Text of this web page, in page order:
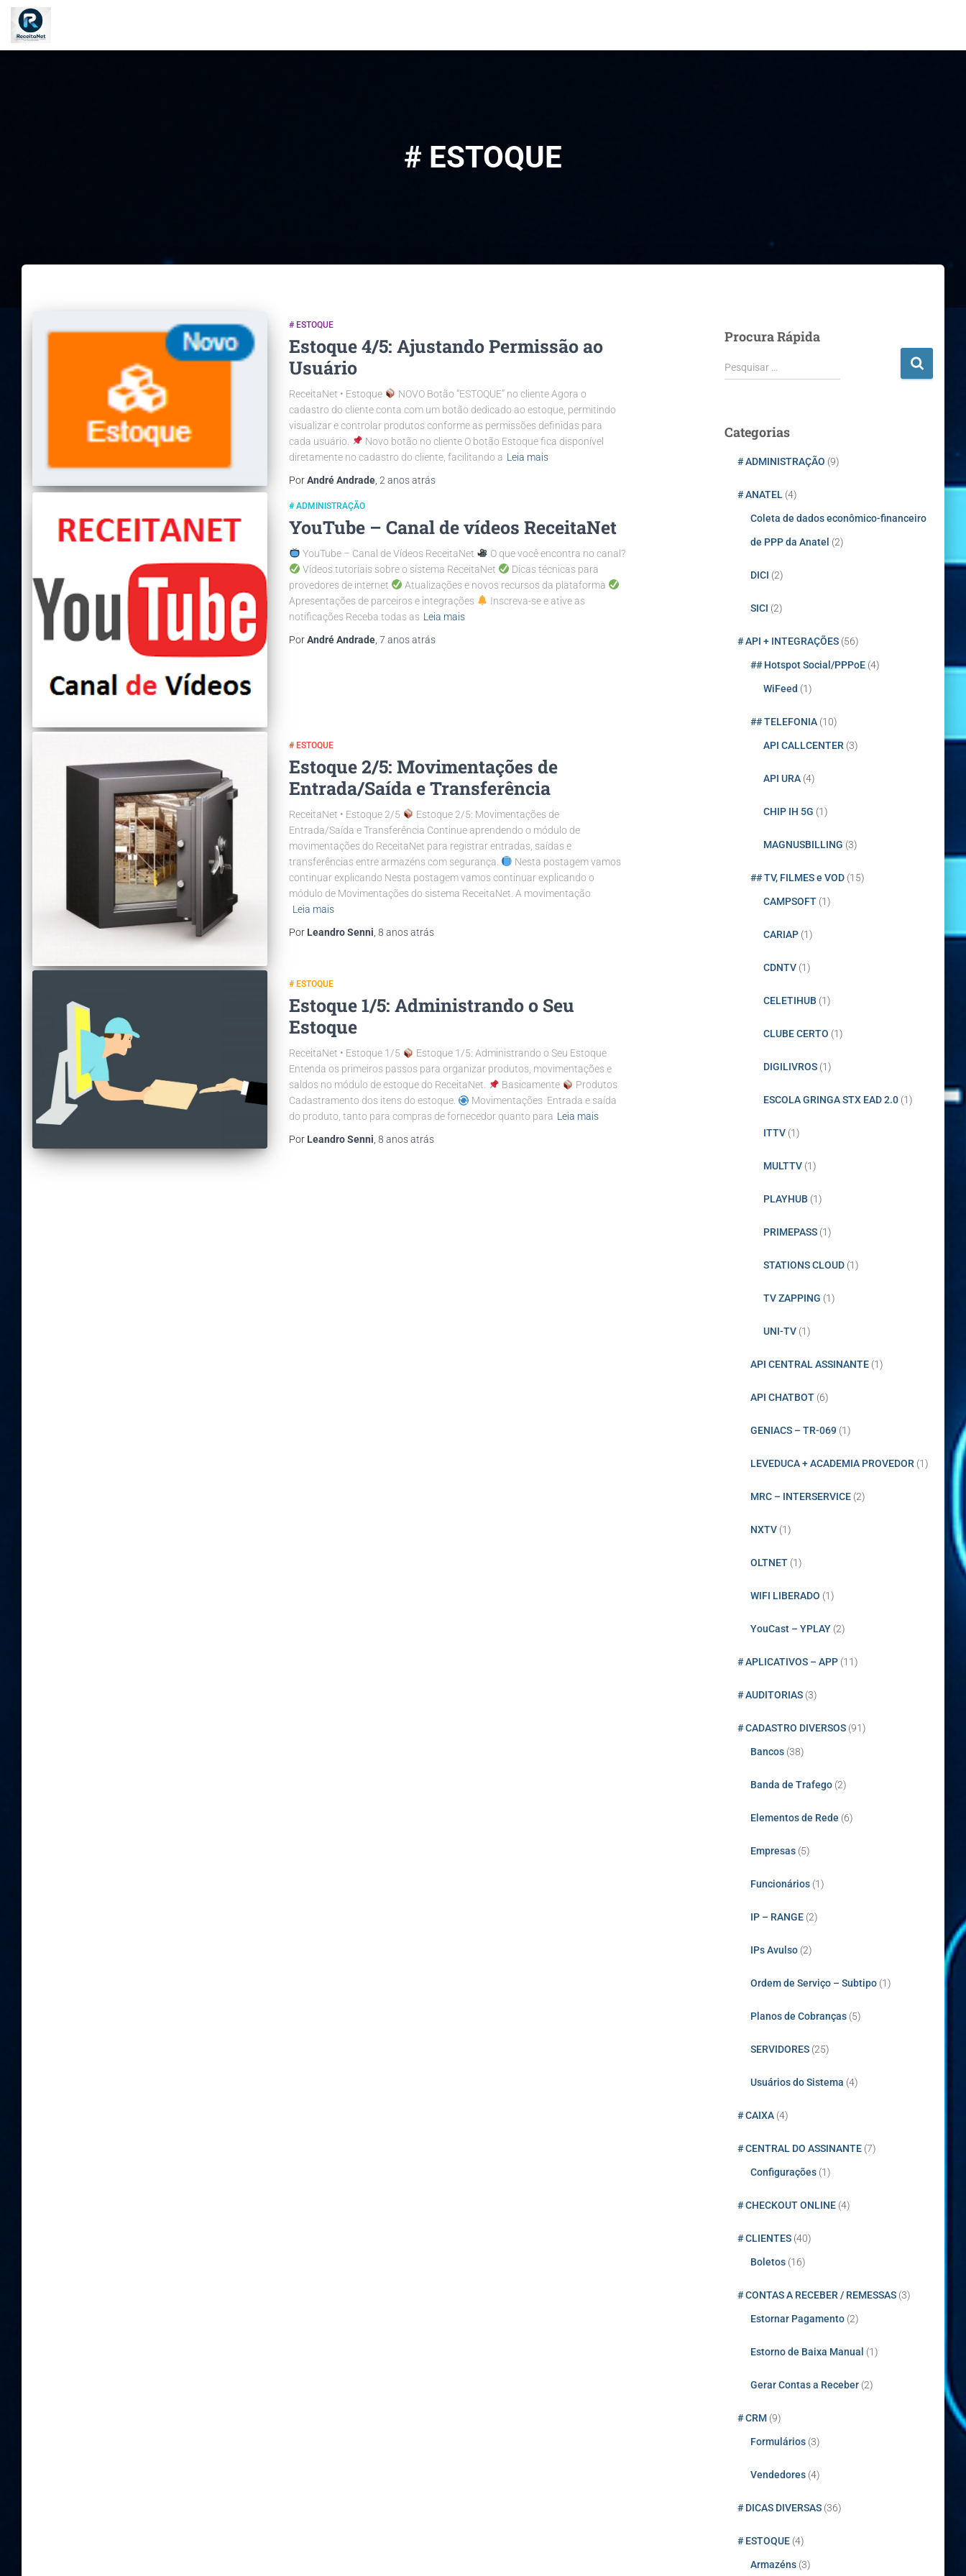
# ESTOQUE
# ESTOQUE
Estoque 4/5: Ajustando Permissão ao
Usuário
ReceitaNet • Estoque
NOVO Botão “ESTOQUE” no cliente Agora o
cadastro do cliente conta com um botão dedicado ao estoque, permitindo
visualizar e controlar produtos conforme as permissões definidas para
cada usuário.
Novo botão no cliente O botão Estoque fica disponível
diretamente no cadastro do cliente, facilitando a Leia mais
PorAndré Andrade, 2 anosatrás
# ADMINISTRAÇÃO
YouTube – Canal de vídeos ReceitaNet
YouTube – Canal de Vídeos ReceitaNet
O que você encontra no canal?
Vídeos tutoriais sobre o sistema ReceitaNet
Dicas técnicas para
provedores de internet
Atualizações e novos recursos da plataforma
Apresentações de parceiros e integrações
Inscreva-se e ative as
notificações Receba todas as Leia mais
PorAndré Andrade, 7 anosatrás
# ESTOQUE
Estoque 2/5: Movimentações de
Entrada/Saída e Transferência
ReceitaNet • Estoque 2/5
Estoque 2/5: Movimentações de
Entrada/Saída e Transferência Continue aprendendo o módulo de
movimentações do ReceitaNet para registrar entradas, saídas e
transferências entre armazéns com segurança.
Nesta postagem vamos
continuar explicando Nesta postagem vamos continuar explicando o
módulo de Movimentações do sistema ReceitaNet. A movimentação
Leia mais
Por Leandro Senni 8 anosatrás
# ESTOQUE
Estoque 1/5: Administrando o Seu
Estoque
ReceitaNet • Estoque 1/5
Estoque 1/5: Administrando o Seu Estoque
Entenda os primeiros passos para organizar produtos, movimentações e
saldos no módulo de estoque do ReceitaNet.
Basicamente
Produtos
Cadastramento dos itens do estoque.
Movimentações Entrada e saída
do produto, tanto para compras de fornecedor quanto para Leia mais
Por Leandro Senni, 8 anosatrás
Procura Rápida
P
e
Pesquisar …
Categorias
# ADMINISTRAÇÃO (9)
# ANATEL (4)
Coleta de dados econômico-financeiro
de PPP da Anatel (2)
DICI (2)
SICI (2)
# API + INTEGRAÇÕES (56)
## Hotspot Social/PPPoE (4)
WiFeed (1)
## TELEFONIA (10)
API CALLCENTER (3)
API URA (4)
CHIP IH 5G (1)
MAGNUSBILLING (3)
## TV, FILMES e VOD (15)
CAMPSOFT (1)
CARIAP (1)
CDNTV (1)
CELETIHUB (1)
CLUBE CERTO (1)
DIGILIVROS (1)
ESCOLA GRINGA STX EAD 2.0 (1)
ITTV (1)
MULTTV (1)
PLAYHUB (1)
PRIMEPASS (1)
STATIONS CLOUD (1)
TV ZAPPING (1)
UNI-TV (1)
API CENTRAL ASSINANTE (1)
API CHATBOT (6)
GENIACS – TR-069 (1)
LEVEDUCA + ACADEMIA PROVEDOR (1)
MRC – INTERSERVICE (2)
NXTV (1)
OLTNET (1)
WIFI LIBERADO (1)
YouCast – YPLAY (2)
# APLICATIVOS – APP (11)
# AUDITORIAS (3)
# CADASTRO DIVERSOS (91)
Bancos (38)
Banda de Trafego (2)
Elementos de Rede (6)
Empresas (5)
Funcionários (1)
IP – RANGE (2)
IPs Avulso (2)
Ordem de Serviço – Subtipo (1)
Planos de Cobranças (5)
SERVIDORES (25)
Usuários do Sistema (4)
# CAIXA (4)
# CENTRAL DO ASSINANTE (7)
Configurações (1)
# CHECKOUT ONLINE (4)
# CLIENTES (40)
Boletos (16)
# CONTAS A RECEBER / REMESSAS (3)
Estornar Pagamento (2)
Estorno de Baixa Manual (1)
Gerar Contas a Receber (2)
# CRM (9)
Formulários (3)
Vendedores (4)
# DICAS DIVERSAS (36)
# ESTOQUE (4)
Armazéns (3)